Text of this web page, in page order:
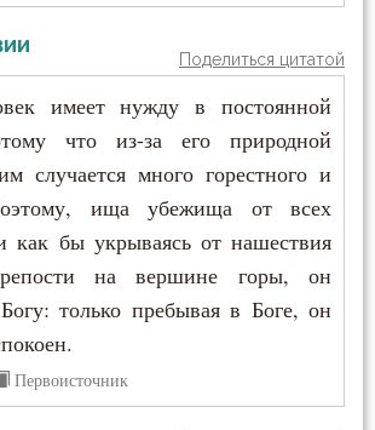
Поделиться цитатой
имеет нужду в постоянной
что из-за его природной
случается много горестного и
ища убежища от всех
как бы укрываясь от нашествия
на вершине горы, он
только пребывая в Боге, он
Первоисточник